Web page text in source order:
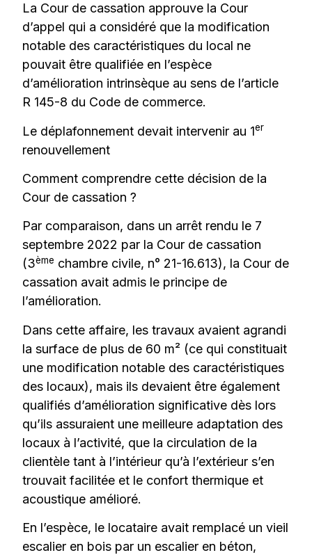
La Cour de cassation approuve la Cour
d’appel qui a considéré que la modification
notable des caractéristiques du local ne
pouvait être qualifiée en l’espèce
d’amélioration intrinsèque au sens de l’article
R 145-8 du Code de commerce.
Le déplafonnement devait intervenir au 1er
renouvellement
Comment comprendre cette décision de la
Cour de cassation ?
Par comparaison, dans un arrêt rendu le 7
septembre 2022 par la Cour de cassation
(3ème chambre civile, n° 21-16.613), la Cour de
cassation avait admis le principe de
l’amélioration.
Dans cette affaire, les travaux avaient agrandi
la surface de plus de 60 m² (ce qui constituait
une modification notable des caractéristiques
des locaux), mais ils devaient être également
qualifiés d’amélioration significative dès lors
qu’ils assuraient une meilleure adaptation des
locaux à l’activité, que la circulation de la
clientèle tant à l’intérieur qu’à l’extérieur s’en
trouvait facilitée et le confort thermique et
acoustique amélioré.
En l’espèce, le locataire avait remplacé un vieil
escalier en bois par un escalier en béton,